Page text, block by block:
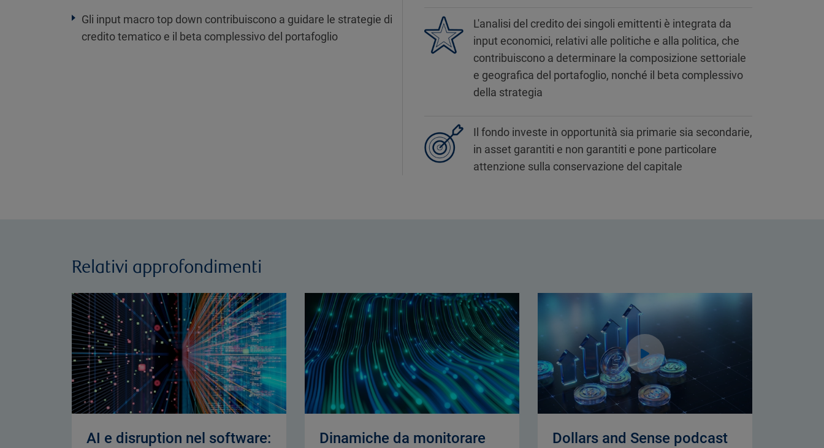
Gli input macro top down contribuiscono a guidare le strategie di
credito tematico e il beta complessivo del portafoglio
L'analisi del credito dei singoli emittenti è integrata da
input economici, relativi alle politiche e alla politica, che
contribuiscono a determinare la composizione settoriale
e geografica del portafoglio, nonché il beta complessivo
della strategia
Il fondo investe in opportunità sia primarie sia secondarie,
in asset garantiti e non garantiti e pone particolare
attenzione sulla conservazione del capitale
Relativi approfondimenti
AI e disruption nel software:
Dinamiche da monitorare
Dollars and Sense podcast